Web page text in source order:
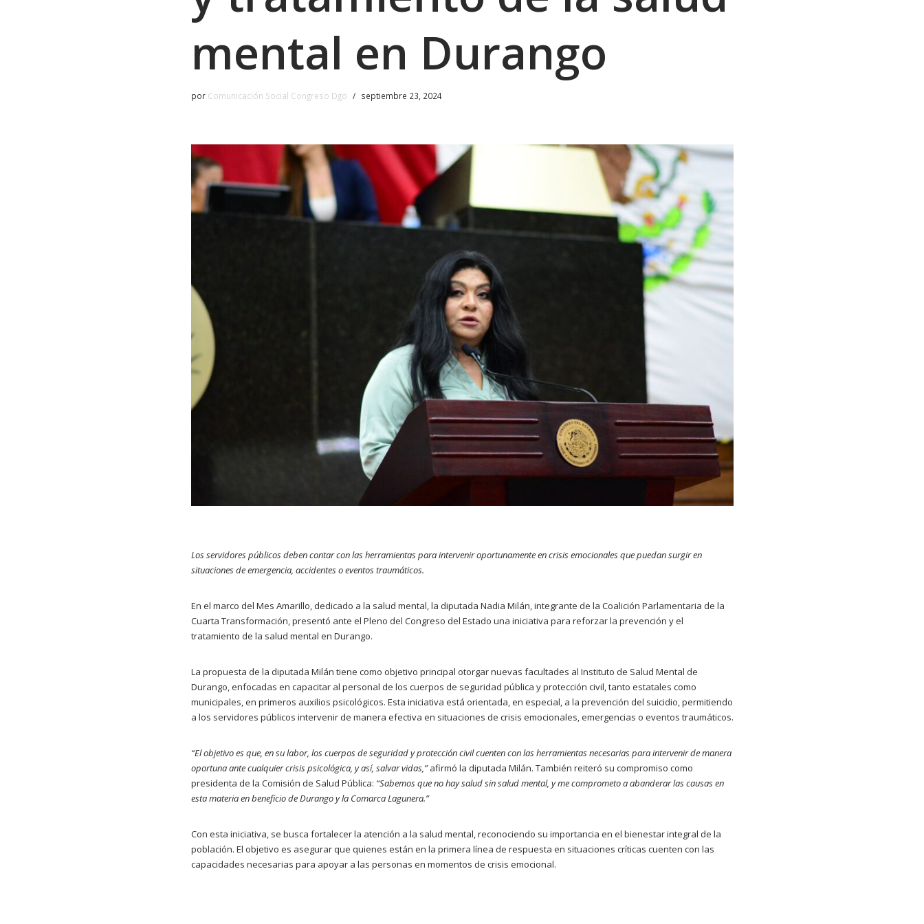
mental en Durango
por Comunicación Social Congreso Dgo septiembre 23, 2024
Los servidores públicos deben contar con las herramientas para intervenir oportunamente en crisis emocionales que puedan surgir en
situaciones de emergencia, accidentes o eventos traumáticos.
En el marco del Mes Amarillo, dedicado a la salud mental, la diputada Nadia Milán, integrante de la Coalición Parlamentaria de la
Cuarta Transformación, presentó ante el Pleno del Congreso del Estado una iniciativa para reforzar la prevención y el
tratamiento de la salud mental en Durango.
La propuesta de la diputada Milán tiene como objetivo principal otorgar nuevas facultades al Instituto de Salud Mental de
Durango, enfocadas en capacitar al personal de los cuerpos de seguridad pública y protección civil, tanto estatales como
municipales, en primeros auxilios psicológicos. Esta iniciativa está orientada, en especial, a la prevención del suicidio, permitiendo
a los servidores públicos intervenir de manera efectiva en situaciones de crisis emocionales, emergencias o eventos traumáticos.
“El objetivo es que, en su labor, los cuerpos de seguridad y protección civil cuenten con las herramientas necesarias para intervenir de manera
oportuna ante cualquier crisis psicológica, y así, salvar vidas,”afirmó la diputada Milán. También reiteró su compromiso como
presidenta de la Comisión de Salud Pública: “Sabemos que no hay salud sin salud mental, y me comprometo a abanderar las causas en
esta materia en beneficio de Durango y la Comarca Lagunera.”
Con esta iniciativa, se busca fortalecer la atención a la salud mental, reconociendo su importancia en el bienestar integral de la
población. El objetivo es asegurar que quienes están en la primera línea de respuesta en situaciones críticas cuenten con las
capacidades necesarias para apoyar a las personas en momentos de crisis emocional.